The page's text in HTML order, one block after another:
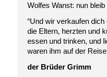
Wolfes Wanst: nun bleib
“Und wir verkaufen
die Eltern, herzten und
essen und trinken, und
waren ihm auf der
der Brüder Grimm